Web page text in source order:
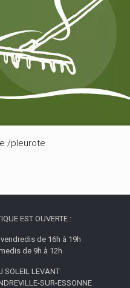
/pleurote
EST OUVERTE :
de 16h à 19h
de 9h à 12h
SOLEIL LEVANT
SUR-ESSONNE